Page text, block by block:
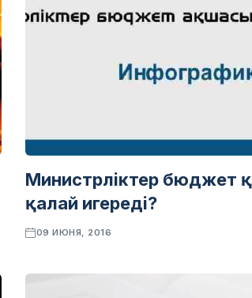
Министрліктер бюджет
қалай игереді?
09 ИЮНЯ, 2016